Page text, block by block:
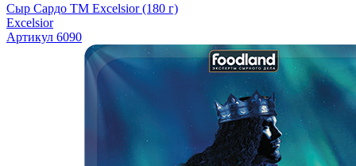
Сыр Сардо ТМ Excelsior (180 г)
Excelsior
Артикул 6090